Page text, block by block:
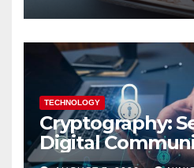
TECHNOLOGY
Cryptography:
Digital